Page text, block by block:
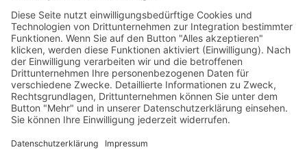
Andreas Losch, Gott und das Virus
Ernst Peter Fischer, Eine ganz kurze Geschichte
der Medizin
Ernst Peter Fischer, Eine ganz kurze Geschichte
der Technik
Thomas Ramge, Superintelligenz und Singularität:
Übernehmen Künstliche Intelligenz und Roboter
die Macht?
Bendikt Paul Göcke, Technik und Transzendenz: